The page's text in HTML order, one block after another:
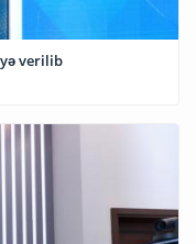
verilib